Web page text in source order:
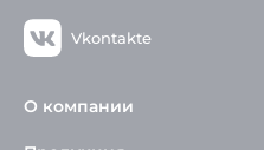
Vkontakte
О компании